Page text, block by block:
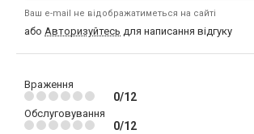
Ваш e-mail не відображатиметься на сайті
або Авторизуйтесь для написання відгуку
Враження
0/12
Обслуговування
0/12